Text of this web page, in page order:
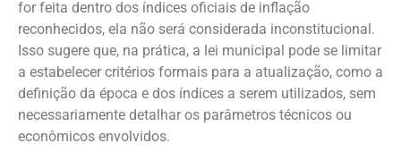
for feita dentro dos índices oficiais de inflação
reconhecidos, ela não será considerada inconstitucional.
Isso sugere que, na prática, a lei municipal pode se limitar
a estabelecer critérios formais para a atualização, como a
definição da época e dos índices a serem utilizados, sem
necessariamente detalhar os parâmetros técnicos ou
econômicos envolvidos.